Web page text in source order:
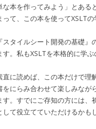
な本を作ってみよう」とある
って、この本を使ってXSLT
『スタイルシート開発の基礎』
す。私もXSLTを本格的に学
直に読めば、この本だけで理
をにらみ合わせて楽しみなが
す。すでにご存知の方には、
して役立てていただけるかも